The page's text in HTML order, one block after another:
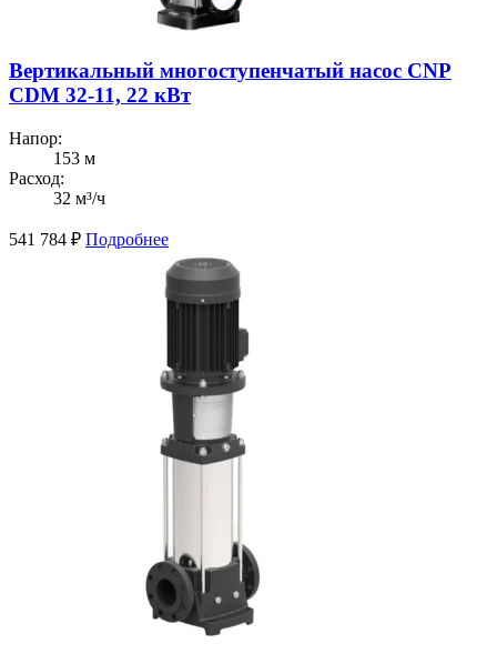
Вертикальный многоступенчатый насос CNP
CDM 32-11, 22 кВт
Напор:
153 м
Расход:
32 м³/ч
541 784 ₽ Подробнее